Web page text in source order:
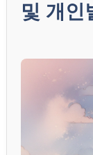
및 개인